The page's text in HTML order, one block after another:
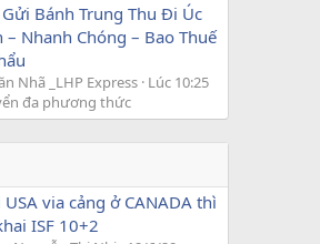
Gửi Bánh Trung Thu Đi Úc
– Nhanh Chóng – Bao Thuế
Nhã _LHP Express Lúc 10:25
đa phương thức
via cảng ở CANADA thì
ISF 10+2